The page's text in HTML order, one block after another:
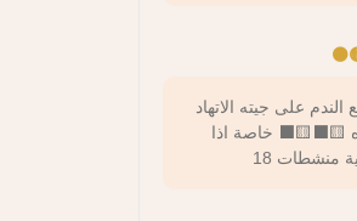
على جيته الاتهاد
خاصة اذا
منشطات 18